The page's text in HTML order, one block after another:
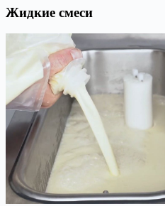
Жидкие смеси